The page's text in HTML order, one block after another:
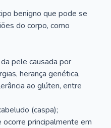
benigno que pode se
do corpo, como
pele causada por
herança genética,
ao glúten, entre
(caspa);
ocorre principalmente em